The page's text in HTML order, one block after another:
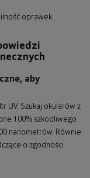
oprawek.
aby
UV. Szukaj okularów z
100% szkodliwego
nanometrów. Równie
o zgodności